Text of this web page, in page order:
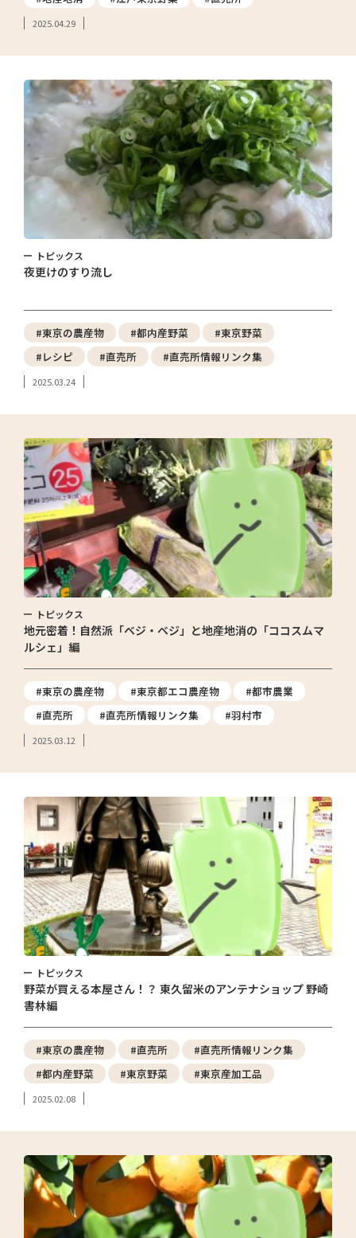
2025.04.29
トピックス
夜更けのすり流し
#東京の農産物 #都内産野菜
#東京野菜
#レシピ
#直売所 #直売所情報リンク集
2025.03.24
トピックス
地元密着！自然派「ベジ・ベジ」と地産地消の「ココスムマ
ルシェ」編
#東京の農産物 #東京都エコ農産物
#都市農業
#直売所
#直売所情報リンク集 #羽村市
2025.03.12
トピックス
野菜が買える本屋さん！？ 東久留米のアンテナショップ 野崎
書林編
#東京の農産物 #直売所
#直売所情報リンク集
#都内産野菜
#東京野菜 #東京産加工品
2025.02.08